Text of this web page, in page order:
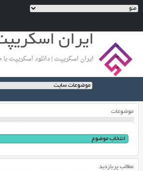
ایران
ایران اسکریپت | دانلود اسکریپت
موضوعات
مطالب پربازدید